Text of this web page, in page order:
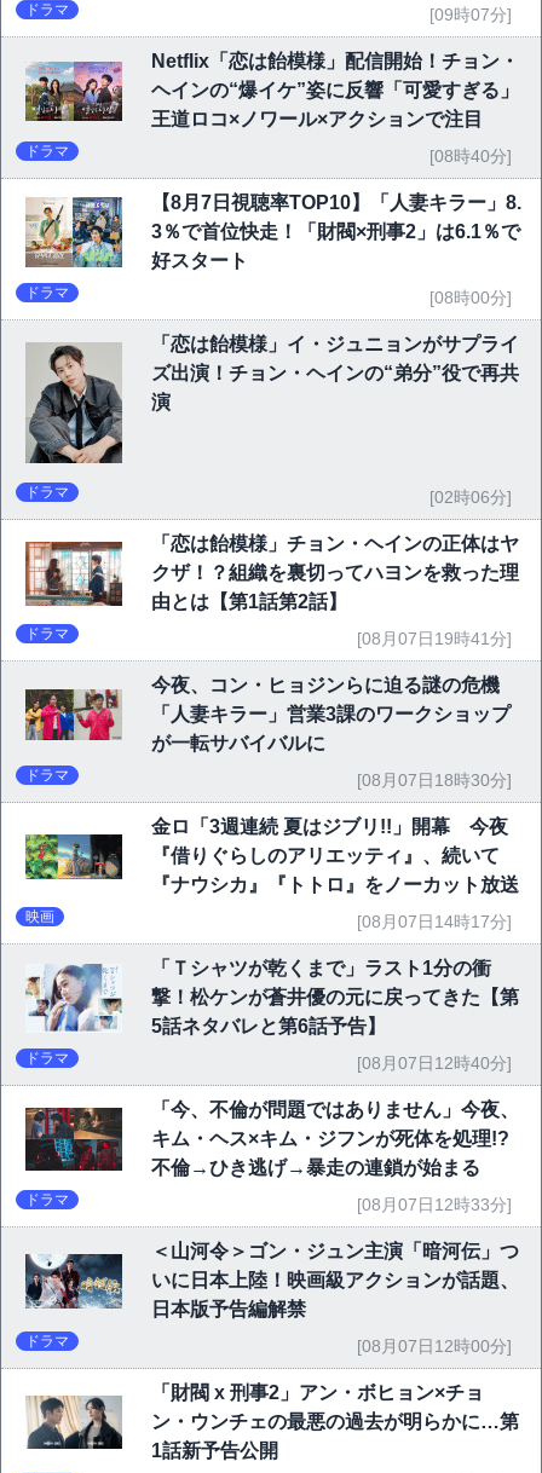
ドラマ [09時07分]
Netflix「恋は飴模様」配信開始！チョン・
ヘインの“爆イケ”姿に反響「可愛すぎる」
王道ロコ×ノワール×アクションで注目
ドラマ [08時40分]
【8月7日視聴率TOP10】「人妻キラー」8.
3％で首位快走！「財閥×刑事2」は6.1％で
好スタート
ドラマ [08時00分]
「恋は飴模様」イ・ジュニョンがサプライ
ズ出演！チョン・ヘインの“弟分”役で再共
演
ドラマ [02時06分]
「恋は飴模様」チョン・ヘインの正体はヤ
クザ！？組織を裏切ってハヨンを救った理
由とは【第1話第2話】
ドラマ [08月07日19時41分]
今夜、コン・ヒョジンらに迫る謎の危機
「人妻キラー」営業3課のワークショップ
が一転サバイバルに
ドラマ [08月07日18時30分]
金ロ「3週連続 夏はジブリ!!」開幕 今夜
『借りぐらしのアリエッティ』、続いて
『ナウシカ』『トトロ』をノーカット放送
映画 [08月07日14時17分]
「Ｔシャツが乾くまで」ラスト1分の衝
撃！松ケンが蒼井優の元に戻ってきた【第
5話ネタバレと第6話予告】
ドラマ [08月07日12時40分]
「今、不倫が問題ではありません」今夜、
キム・ヘス×キム・ジフンが死体を処理!?
不倫→ひき逃げ→暴走の連鎖が始まる
ドラマ [08月07日12時33分]
＜山河令＞ゴン・ジュン主演「暗河伝」つ
いに日本上陸！映画級アクションが話題、
日本版予告編解禁
ドラマ [08月07日12時00分]
「財閥 x 刑事2」アン・ボヒョン×チョ
ン・ウンチェの最悪の過去が明らかに…第
1話新予告公開